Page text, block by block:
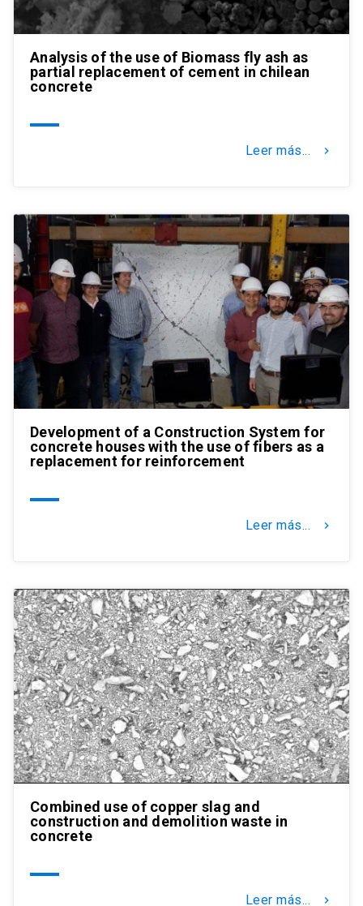
Analysis of the use of Biomass fly ash as
partial replacement of cement in chilean
concrete
Leer más... keyboard_arrow_right
Development of a Construction System for
concrete houses with the use of fibers as a
replacement for reinforcement
Leer más... keyboard_arrow_right
Combined use of copper slag and
construction and demolition waste in
concrete
Leer más... keyboard_arrow_right